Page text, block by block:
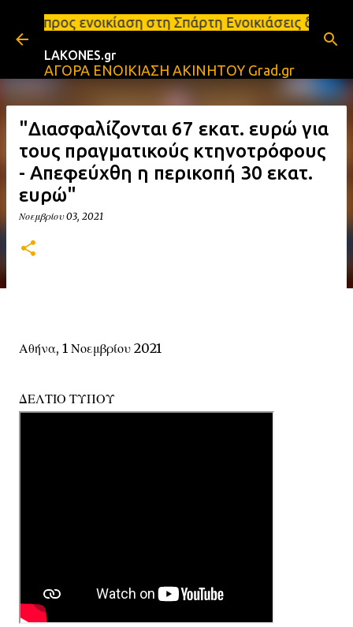
Μετάβαση στο κύριο περιεχόμενο
στη Σπάρτη Ενοικιάσεις διαμερισμάτων
LAKONES.gr
ΑΓΟΡΑ ΕΝΟΙΚΙΑΣΗ ΑΚΙΝΗΤΟΥ Grad.gr
"Διασφαλίζονται 67 εκατ. ευρώ για
τους πραγματικούς κτηνοτρόφους
- Απεφεύχθη η περικοπή 30 εκατ.
ευρώ"
Νοεμβρίου 03, 2021
Αθήνα, 1 Νοεμβρίου 2021
ΔΕΛΤΙΟ ΤΥΠΟΥ